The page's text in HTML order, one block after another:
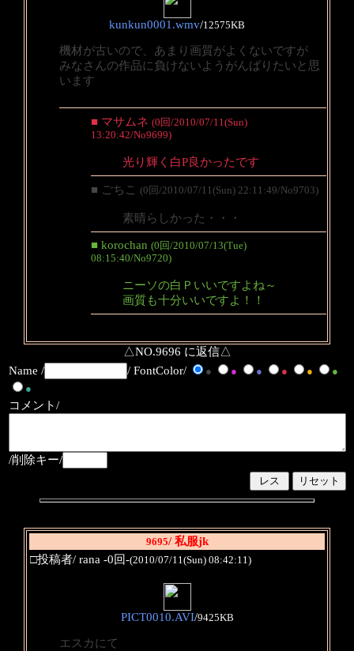
kunkun0001.wmv/12575KB
機材が古いので、あまり画質がよくないですが
みなさんの作品に負けないようがんばりたいと思
います
■ マサムネ (0回/2010/07/11(Sun)
13:20:42/No9699)
光り輝く白P良かったです
■ ごちこ (0回/2010/07/11(Sun) 22:11:49/No9703)
素晴らしかった・・・
■ korochan (0回/2010/07/13(Tue)
08:15:40/No9720)
ニーソの白Ｐいいですよね～
画質も十分いいですよ！！
△NO.9696 に返信△
Name /
/ FontColor/ ● ● ● ● ●
●
●
コメント/
/削除キー/
9695/ 私服jk
□投稿者/ rana -0回-(2010/07/11(Sun) 08:42:11)
PICT0010.AVI/9425KB
エスカにて